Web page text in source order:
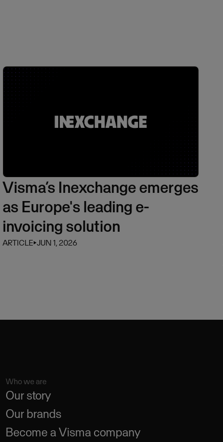
Visma’s Inexchange emerges
as Europe's leading e-
invoicing solution
ARTICLE⏵JUN 1, 2026
Who we are
Our story
Our brands
Become a Visma company